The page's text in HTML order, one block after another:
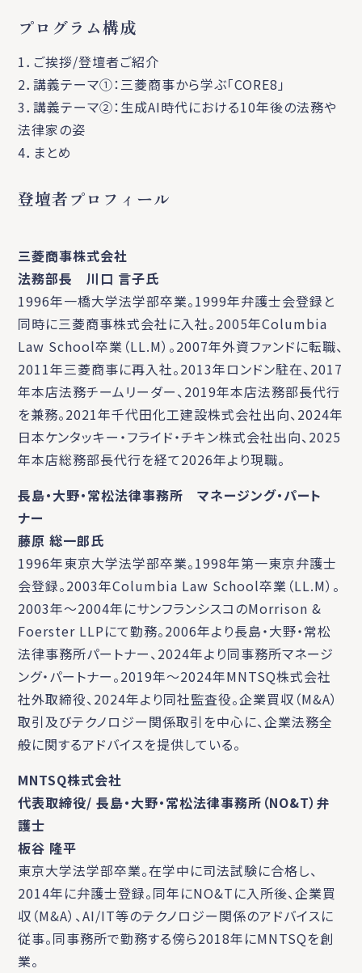
プログラム構成
1．ご挨拶/登壇者ご紹介
2．講義テーマ①：三菱商事から学ぶ「CORE8」
3．講義テーマ②：生成AI時代における10年後の法務や
法律家の姿
4．まとめ
登壇者プロフィール
三菱商事株式会社
法務部長 川口 言子氏
1996年一橋大学法学部卒業。1999年弁護士会登録と
同時に三菱商事株式会社に入社。2005年Columbia
Law School卒業（LL.M）。2007年外資ファンドに転職、
2011年三菱商事に再入社。2013年ロンドン駐在、2017
年本店法務チームリーダー、2019年本店法務部長代行
を兼務。2021年千代田化工建設株式会社出向、2024年
日本ケンタッキー・フライド・チキン株式会社出向、2025
年本店総務部長代行を経て2026年より現職。
長島・大野・常松法律事務所 マネージング・パート
ナー
藤原 総一郎氏
1996年東京大学法学部卒業。1998年第一東京弁護士
会登録。2003年Columbia Law School卒業（LL.M）。
2003年～2004年にサンフランシスコのMorrison &
Foerster LLPにて勤務。2006年より長島・大野・常松
法律事務所パートナー、2024年より同事務所マネージ
ング・パートナー。2019年～2024年MNTSQ株式会社
社外取締役、2024年より同社監査役。企業買収（M&A）
取引及びテクノロジー関係取引を中心に、企業法務全
般に関するアドバイスを提供している。
MNTSQ株式会社
代表取締役/ 長島・大野・常松法律事務所（NO&T）弁
護士
板谷 隆平
東京大学法学部卒業。在学中に司法試験に合格し、
2014年に弁護士登録。同年にNO&Tに入所後、企業買
収（M&A）、AI/IT等のテクノロジー関係のアドバイスに
従事。同事務所で勤務する傍ら2018年にMNTSQを創
業。